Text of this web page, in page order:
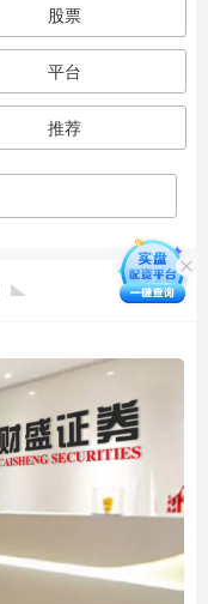
股票
平台
推荐